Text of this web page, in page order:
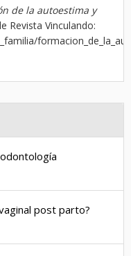
de la autoestima y
Revista Vinculando:
post parto?